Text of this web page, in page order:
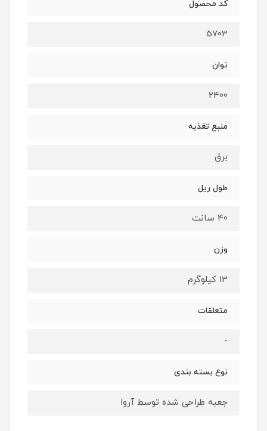
کد محصول
5703
توان
2400
منبع تغذیه
برق
طول ریل
40 سانت
وزن
13 کیلوگرم
متعلقات
-
نوع بسته بندی
جعبه طراحی شده توسط آروا